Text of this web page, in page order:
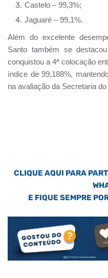
Castelo – 99,3%;
Jaguaré – 99,1%.
Além do excelente
Santo também se
conquistou a 4ª colocação
índice de 99,188%,
na avaliação da Secretaria
CLIQUE AQUI PARA
E FIQUE SEMPRE